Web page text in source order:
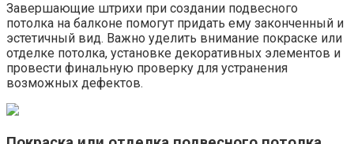
Завершающие штрихи при создании подвесного
потолка на балконе помогут придать ему законченный и
эстетичный вид.​ Важно уделить внимание покраске или
отделке потолка, установке декоративных элементов и
провести финальную проверку для устранения
возможных дефектов.​